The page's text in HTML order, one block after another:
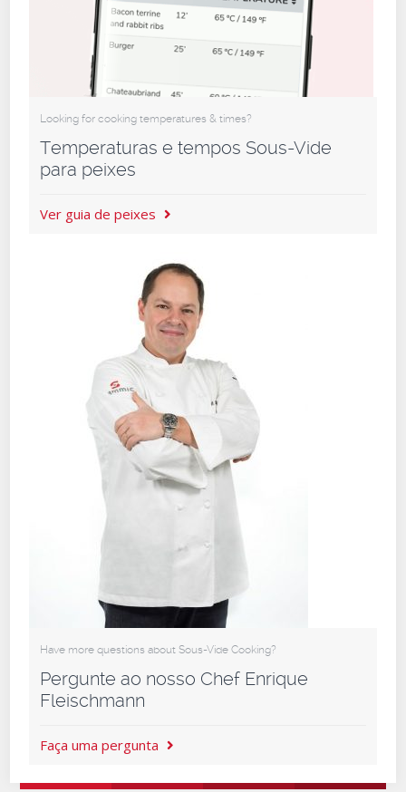
Looking for cooking temperatures & times?
Temperaturas e tempos Sous-Vide
para peixes
Ver guia de peixes
Have more questions about Sous-Vide Cooking?
Pergunte ao nosso Chef Enrique
Fleischmann
Faça uma pergunta